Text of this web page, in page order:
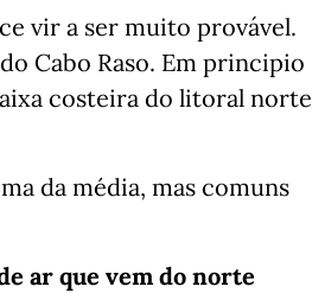
vir a ser muito provável.
Cabo Raso. Em principio
costeira do litoral norte
da média, mas comuns
ar que vem do norte